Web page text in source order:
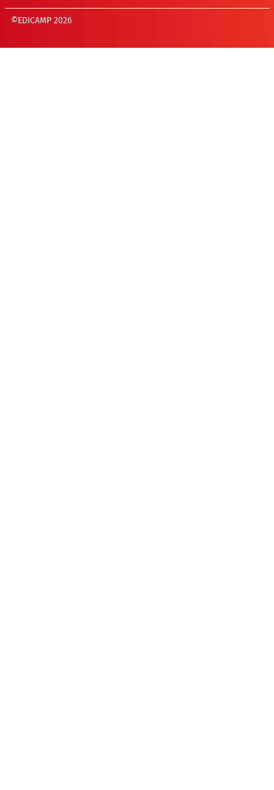
©EDICAMP 2026